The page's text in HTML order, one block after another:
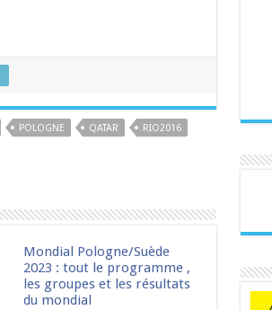
POLOGNE QATAR RIO2016
Mondial Pologne/Suède
2023 : tout le programme ,
les groupes et les résultats
du mondial